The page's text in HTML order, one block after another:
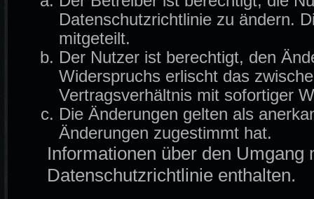
Datenschutzrichtlinie zu ändern.
mitgeteilt.
Der Nutzer ist berechtigt, den
Widerspruchs erlischt das
Vertragsverhältnis mit sofortiger
Die Änderungen gelten als
Änderungen zugestimmt hat.
Informationen über den
Datenschutzrichtlinie enthalten.